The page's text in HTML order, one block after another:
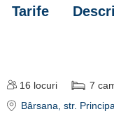
Tarife
16 locuri 7
Bârsana, str.